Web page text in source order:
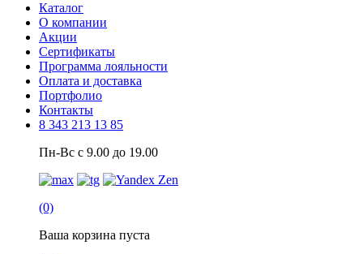
Каталог
О компании
Акции
Сертификаты
Программа лояльности
Оплата и доставка
Портфолио
Контакты
8 343 213 13 85
Пн-Вс с 9.00 до 19.00
(0)
Ваша корзина пуста